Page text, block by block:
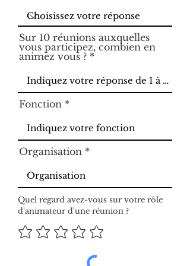
Sur 10 réunions auxquelles
vous participez, combien en
animez vous ?
Fonction
Organisation
Quel regard avez-vous sur votre rôle
d'animateur d'une réunion ?